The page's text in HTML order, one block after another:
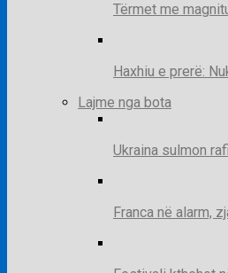
Tërmet me
Haxhiu e prerë:
Lajme nga bota
Ukraina sulmon
Franca në alarm,